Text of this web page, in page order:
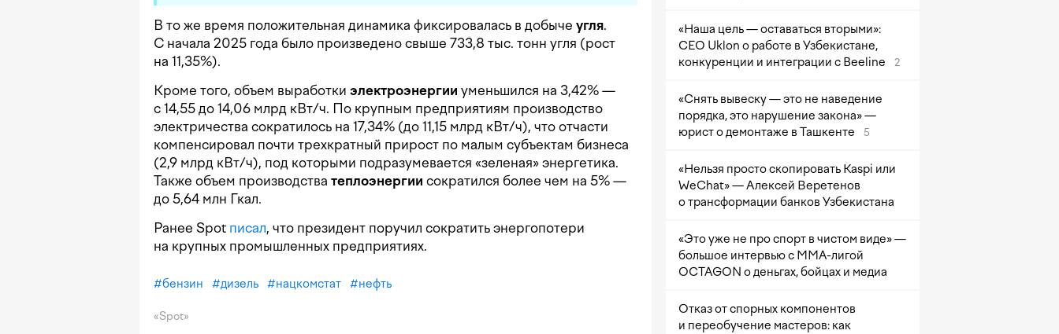
В то же время положительная динамика фиксировалась в добыче угля.
С начала 2025 года было произведено свыше 733,8 тыс. тонн угля (рост
на 11,35%).
Кроме того, объем выработки электроэнергии уменьшился на 3,42% —
с 14,55 до 14,06 млрд кВт/ч. По крупным предприятиям производство
электричества сократилось на 17,34% (до 11,15 млрд кВт/ч), что отчасти
компенсировал почти трехкратный прирост по малым субъектам бизнеса
(2,9 млрд кВт/ч), под которыми подразумевается «зеленая» энергетика.
Также объем производства теплоэнергии сократился более чем на 5% —
до 5,64 млн Гкал.
Ранее Spot писал, что президент поручил сократить энергопотери
на крупных промышленных предприятиях.
#бензин #дизель #нацкомстат #нефть
«Spot»
«Наша цель — оставаться вторыми»:
CEO Uklon о работе в Узбекистане,
конкуренции и интеграции с Beeline
2
«Снять вывеску — это не наведение
порядка, это нарушение закона» —
юрист о демонтаже в Ташкенте
5
«Нельзя просто скопировать Kaspi или
WeChat» — Алексей Веретенов
о трансформации банков Узбекистана
«Это уже не про спорт в чистом виде» —
большое интервью с ММА-лигой
OCTAGON о деньгах, бойцах и медиа
Отказ от спорных компонентов
и переобучение мастеров: как